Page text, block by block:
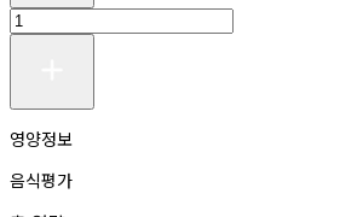
영양정보
음식평가